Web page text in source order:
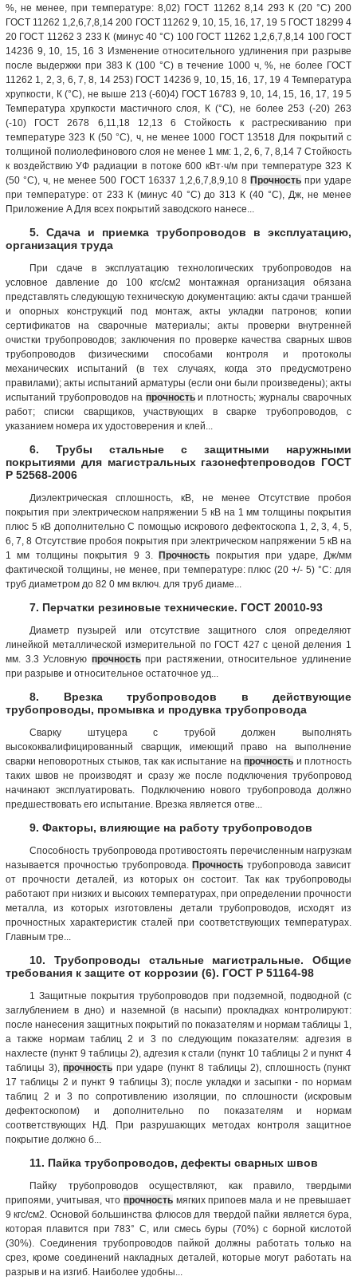
%, не менее, при температуре: 8,02) ГОСТ 11262 8,14 293 К (20 °С) 200
ГОСТ 11262 1,2,6,7,8,14 200 ГОСТ 11262 9, 10, 15, 16, 17, 19 5 ГОСТ 18299 4
20 ГОСТ 11262 3 233 К (минус 40 °С) 100 ГОСТ 11262 1,2,6,7,8,14 100 ГОСТ
14236 9, 10, 15, 16 3 Изменение относительного удлинения при разрыве
после выдержки при 383 К (100 °С) в течение 1000 ч, %, не более ГОСТ
11262 1, 2, 3, 6, 7, 8, 14 253) ГОСТ 14236 9, 10, 15, 16, 17, 19 4 Температура
хрупкости, К (°С), не выше 213 (-60)4) ГОСТ 16783 9, 10, 14, 15, 16, 17, 19 5
Температура хрупкости мастичного слоя, К (°С), не более 253 (-20) 263
(-10) ГОСТ 2678 6,11,18 12,13 6 Стойкость к растрескиванию при
температуре 323 К (50 °С), ч, не менее 1000 ГОСТ 13518 Для покрытий с
толщиной полиолефинового слоя не менее 1 мм: 1, 2, 6, 7, 8,14 7 Стойкость
к воздействию УФ радиации в потоке 600 кВт·ч/м при температуре 323 К
(50 °С), ч, не менее 500 ГОСТ 16337 1,2,6,7,8,9,10 8 Прочностьпри ударе
при температуре: от 233 К (минус 40 °С) до 313 К (40 °С), Дж, не менее
Приложение A Для всех покрытий заводского нанесе...
5. Сдача и приемка трубопроводов в эксплуатацию,
организация труда
При сдаче в эксплуатацию технологических трубопроводов на
условное давление до 100 кгс/см2 монтажная организация обязана
представлять следующую техническую документацию: акты сдачи траншей
и опорных конструкций под монтаж, акты укладки патронов; копии
сертификатов на сварочные материалы; акты проверки внутренней
очистки трубопроводов; заключения по проверке качества сварных швов
трубопроводов физическими способами контроля и протоколы
механических испытаний (в тех случаях, когда это предусмотрено
правилами); акты испытаний арматуры (если они были произведены); акты
испытаний трубопроводов на прочностьи плотность; журналы сварочных
работ; списки сварщиков, участвующих в сварке трубопроводов, с
указанием номера их удостоверения и клей...
6. Трубы стальные с защитными наружными
покрытиями для магистральных газонефтепроводов ГОСТ
Р 52568-2006
Диэлектрическая сплошность, кВ, не менее Отсутствие пробоя
покрытия при электрическом напряжении 5 кВ на 1 мм толщины покрытия
плюс 5 кВ дополнительно С помощью искрового дефектоскопа 1, 2, 3, 4, 5,
6, 7, 8 Отсутствие пробоя покрытия при электрическом напряжении 5 кВ на
1 мм толщины покрытия 9 3.Прочность покрытия при ударе, Дж/мм
фактической толщины, не менее, при температуре: плюс (20 +/- 5) °С: для
труб диаметром до 82 0 мм включ. для труб диаме...
7. Перчатки резиновые технические. ГОСТ 20010-93
Диаметр пузырей или отсутствие защитного слоя определяют
линейкой металлической измерительной по ГОСТ 427 с ценой деления 1
мм. 3.3 Условную прочностьпри растяжении, относительное удлинение
при разрыве и относительное остаточное уд...
8. Врезка трубопроводов в действующие
трубопроводы, промывка и продувка трубопровода
Сварку штуцера с трубой должен выполнять
высококвалифицированный сварщик, имеющий право на выполнение
сварки неповоротных стыков, так как испытание напрочность и плотность
таких швов не производят и сразу же после подключения трубопровод
начинают эксплуатировать. Подключению нового трубопровода должно
предшествовать его испытание. Врезка является отве...
9. Факторы, влияющие на работу трубопроводов
Способность трубопровода противостоять перечисленным нагрузкам
называется прочностью трубопровода.Прочность трубопровода зависит
от прочности деталей, из которых он состоит. Так как трубопроводы
работают при низких и высоких температурах, при определении прочности
металла, из которых изготовлены детали трубопроводов, исходят из
прочностных характеристик сталей при соответствующих температурах.
Главным тре...
10. Трубопроводы стальные магистральные. Общие
требования к защите от коррозии (6). ГОСТ Р 51164-98
1 Защитные покрытия трубопроводов при подземной, подводной (с
заглублением в дно) и наземной (в насыпи) прокладках контролируют:
после нанесения защитных покрытий по показателям и нормам таблицы 1,
а также нормам таблиц 2 и 3 по следующим показателям: адгезия в
нахлесте (пункт 9 таблицы 2), адгезия к стали (пункт 10 таблицы 2 и пункт 4
таблицы 3), прочность при ударе (пункт 8 таблицы 2), сплошность (пункт
17 таблицы 2 и пункт 9 таблицы 3); после укладки и засыпки - по нормам
таблиц 2 и 3 по сопротивлению изоляции, по сплошности (искровым
дефектоскопом) и дополнительно по показателям и нормам
соответствующих НД. При разрушающих методах контроля защитное
покрытие должно б...
11. Пайка трубопроводов, дефекты сварных швов
Пайку трубопроводов осуществляют, как правило, твердыми
припоями, учитывая, что прочностьмягких припоев мала и не превышает
9 кгс/см2. Основой большинства флюсов для твердой пайки является бура,
которая плавится при 783° С, или смесь буры (70%) с борной кислотой
(30%). Соединения трубопроводов пайкой должны работать только на
срез, кроме соединений накладных деталей, которые могут работать на
разрыв и на изгиб. Наиболее удобны...